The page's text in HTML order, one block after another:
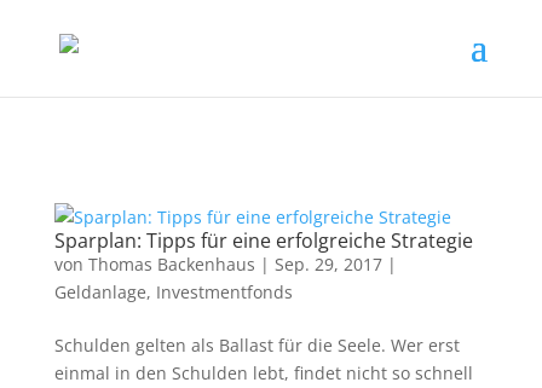
Sparplan: Tipps für eine erfolgreiche Strategie
von Thomas Backenhaus | Sep. 29, 2017|
Geldanlage, Investmentfonds
Schulden gelten als Ballast für die Seele. Wer erst
einmal in den Schulden lebt, findet nicht so schnell